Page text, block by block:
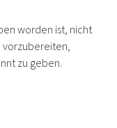
worden ist, nicht
zu geben.